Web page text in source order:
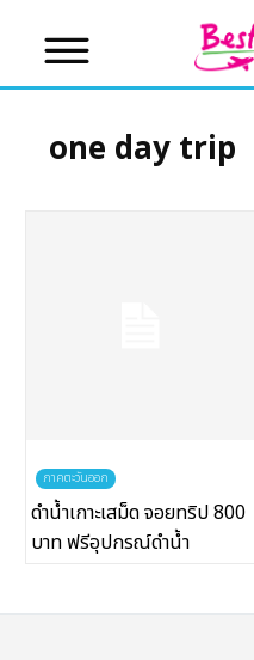
จัดกรุ๊ปต่างประเทศ
โปรไฟไหม้
one day trip
ภาคตะวันออก
ดำน้ำเกาะเสม็ด จอยทริป 800
บาท ฟรีอุปกรณ์ดำน้ำ